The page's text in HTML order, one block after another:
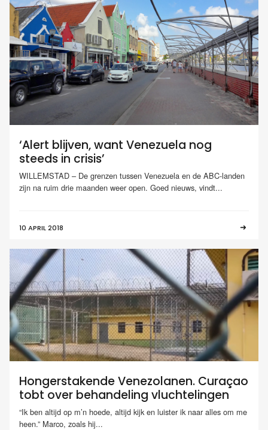
‘Alert blijven, want Venezuela nog
steeds in crisis’
WILLEMSTAD – De grenzen tussen Venezuela en de ABC-landen
zijn na ruim drie maanden weer open. Goed nieuws, vindt...
10 APRIL 2018
Hongerstakende Venezolanen. Curaçao
tobt over behandeling vluchtelingen
“Ik ben altijd op m’n hoede, altijd kijk en luister ik naar alles om me
heen.” Marco, zoals hij...